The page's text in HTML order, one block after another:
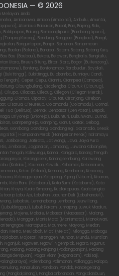
— © 2026
Melayani Anda
Ambarawa, Ambon (Amboina), Ambulu, Amuntai,
Atambua Babakan, Babat, Bae, Bajeng, Baki,
Balikpapan, Balung, Bambanglipuro (Bambang Lipuro),
Karang), Bandung, Banggae (Bangkae), Bangil,
Banguntapan, Banjar, Banjaran, Banjarmasin
Baolan (Bolano), Barabai, Batam, Batang, Batang Kuis,
Bau (Baubau), Bekasi, Belawan, Bengkalis, Bengkulu,
Utara, Bireun, Bitung, Blitar, Blora, Bogor (Buitenzorg),
Bontang, Bontonompo, Borobudur, Boyolali,
(Bukittinggi), Bukittinggi, Bulakamba, Bumiayu Candi,
Ceper, Cepu, Ciamis, Ciampea (Campea),
Cibungbulang, Cicalengka, Cicuruk (Cicurug),
Cikupa, Cilacap, Ciledug, Cilegon (Cilegon-Merak),
Ciomas, Ciparay, Ciputat, Ciranjang, Cirebon,
Cisarua, Citeureup, Colomandu (Colomadu), Comal,
Tua (Delitua), Demak, Denpasar (Den Pasar), Depok,
Driyorejo (Driorejo), Dukuhturi, Dukuhwaru, Dumai,
Gampengrejo, Gamping, Garut, Gatak, Gebog,
Gombong, Gondang, Gondanglegi, Gorontalo, Gresik
Sitoli) Hamparan Perak (Hamperan Perak) Indramayu
Jatibarang, Jatiroto, Jatiwangi, Java, Jaya Pura
Jimbaran, Jogonalan, Jombang, Juwana Kabanjahe,
Tengah, Kaliwungu, Kamal, Kanigoro, Karang Tengah
Karangasem, Karangsembung, Karawang
(Katabu), Kauman, Kawalu, Kebomas, Kebonarum,
Kelari (Keladi), Kemang, Kembaran, Kencong,
Ketanggungan, Ketapang, Kijang (Nibum), Kisaran,
Kota Baru (Kotabaru), Kota Bumi (Kotabumi), Kota
Kroya, Kuala Simpang, Kualakapuas, Kualatungka
Labu Api, Labuhan, Labuhan Deli (Labuhandeli),
Lebaksiu, Lemahabang, Lembang, Leuwiliang,
Lubuk Pakam, Lumajang, Luwuk Madiun,
Majene, Makale, Makasar (Macassar), Malang,
Manggar, Manis Mata (Manismata), Manokwari,
Martapura, Maumere, Mayong, Medan,
Metro, Meulaboh, Mlati (Melati), Mlonggo, Mobagu
Mojosari, Mranggen, Muncar, Mundu, Muntilan
Nganjuk, Ngawen, Ngawi, Ngemplak, Ngoro, Ngunut,
Padang, Padang Panjang (Padangpanjan), Padang
Pagar Alam (Pagaralam), Pakisaji,
Palembang, Palimanan, Pallangga, Palopo,
Panarukan, Pandaan, Pandak, Pandegelang
(Pangkalpinang), Pangkalanbrandan, Pangkalanbuun,